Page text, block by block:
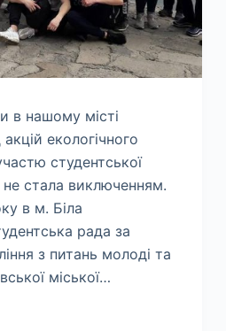
в нашому місті
екологічного
студентської
стала виключенням.
в м. Біла
рада за
з питань молоді та
міської…